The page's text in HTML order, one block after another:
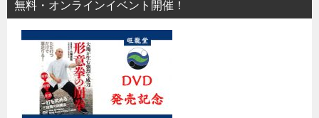
無料・オンラインイベント開催！